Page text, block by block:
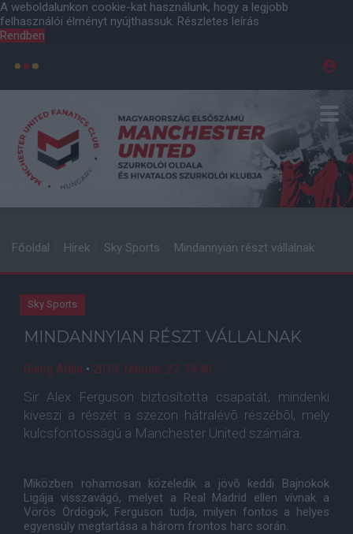
A weboldalunkon cookie-kat használunk, hogy a legjobb
felhasználói élményt nyújthassuk. Részletes leírás
Rendben
Főoldal Hírek Sky Sports Mindannyian részt vállalnak
Sky Sports
MINDANNYIAN RÉSZT VÁLLALNAK
Balog Attila • 2013. február. 27. 19:40
Sir Alex Ferguson biztosította csapatát, mindenki
kiveszi a részét a szezon hátralévõ részébõl, mely
kulcsfontosságú a Manchester United számára.
Miközben rohamosan közeledik a jövõ keddi Bajnokok
Ligája visszavágó, melyet a Real Madrid ellen vívnak a
Vörös Ördögök, Ferguson tudja, milyen fontos a helyes
egyensúly megtartása a három frontos harc során.